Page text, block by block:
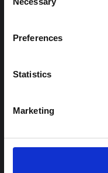
Selection
Preferences
Statistics
Marketing